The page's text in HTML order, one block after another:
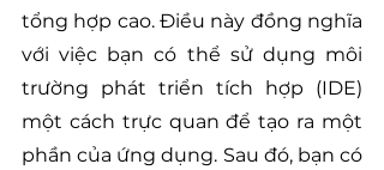
tổng hợp cao. Điều này đồng nghĩa
với việc bạn có thể sử dụng môi
trường phát triển tích hợp (IDE)
một cách trực quan để tạo ra một
phần của ứng dụng. Sau đó, bạn có